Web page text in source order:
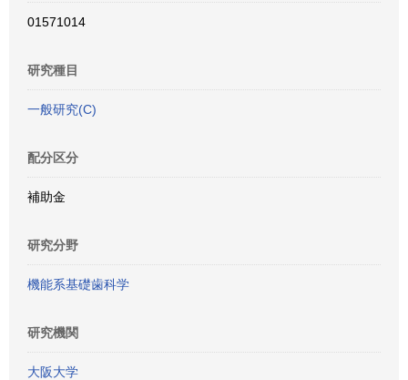
01571014
研究種目
一般研究(C)
配分区分
補助金
研究分野
機能系基礎歯科学
研究機関
大阪大学